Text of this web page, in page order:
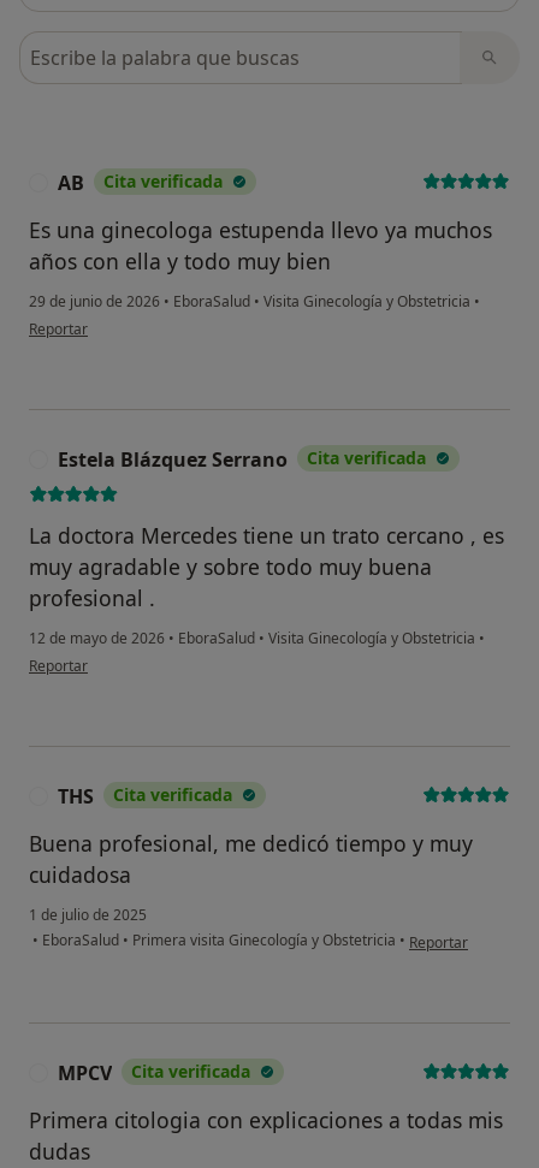
Busca en opiniones
AB Cita verificada
Es una ginecologa estupenda llevo ya muchos
años con ella y todo muy bien
29 de junio de 2026 • EboraSalud • Visita Ginecología y Obstetricia •
en opinión del usuario AB
Reportar
Estela Blázquez Serrano Cita verificada
La doctora Mercedes tiene un trato cercano , es
muy agradable y sobre todo muy buena
profesional .
12 de mayo de 2026 • EboraSalud • Visita Ginecología y Obstetricia •
en opinión del usuario Estela Blázquez Serrano
Reportar
THS Cita verificada
Buena profesional, me dedicó tiempo y muy
cuidadosa
1 de julio de 2025
• EboraSalud • Primera visita Ginecología y Obstetricia • en opinión del
Reportar
MPCV Cita verificada
Primera citologia con explicaciones a todas mis
dudas